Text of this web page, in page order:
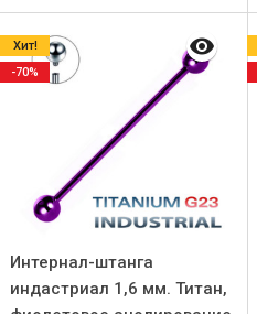
Интернал-штанга
индастриал 1,6 мм. Титан,
Хит!
-70%